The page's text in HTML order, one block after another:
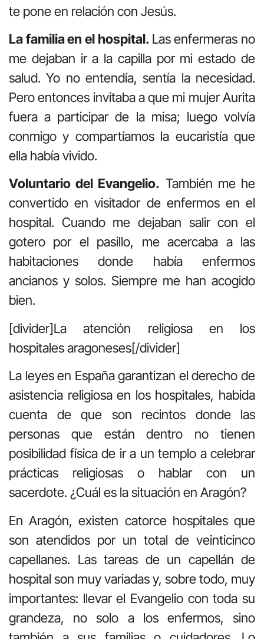
te pone en relación con Jesús.
La familia en el hospital. Las enfermeras no
me dejaban ir a la capilla por mi estado de
salud. Yo no entendía, sentía la necesidad.
Pero entonces invitaba a que mi mujer Aurita
fuera a participar de la misa; luego volvía
conmigo y compartíamos la eucaristía que
ella había vivido.
Voluntario del Evangelio. También me he
convertido en visitador de enfermos en el
hospital. Cuando me dejaban salir con el
gotero por el pasillo, me acercaba a las
habitaciones donde había enfermos
ancianos y solos. Siempre me han acogido
bien.
[divider]La atención religiosa en los
hospitales aragoneses[/divider]
La leyes en España garantizan el derecho de
asistencia religiosa en los hospitales, habida
cuenta de que son recintos donde las
personas que están dentro no tienen
posibilidad física de ir a un templo a celebrar
prácticas religiosas o hablar con un
sacerdote. ¿Cuál es la situación en Aragón?
En Aragón, existen catorce hospitales que
son atendidos por un total de veinticinco
capellanes. Las tareas de un capellán de
hospital son muy variadas y, sobre todo, muy
importantes: llevar el Evangelio con toda su
grandeza, no solo a los enfermos, sino